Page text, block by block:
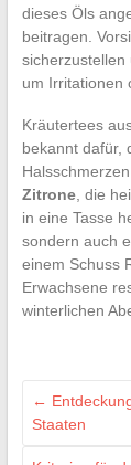
dieses Öls
beitragen.
sicherzustellen
um Irritationen
Kräutertees
bekannt dafür,
Zitrone, die
in eine Tasse
sondern auch
einem Schuss
Erwachsene
winterlichen
←
Staaten